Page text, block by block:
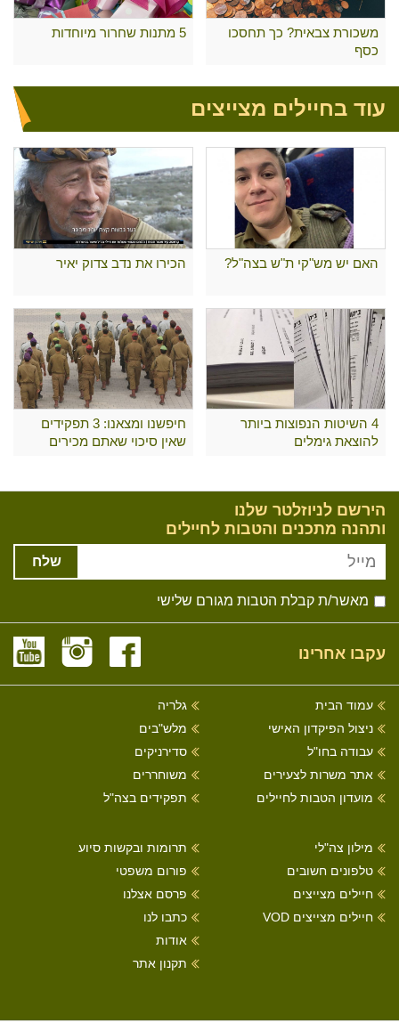
משכורת צבאית? כך תחסכו
כסף
5 מתנות שחרור מיוחדות
עוד בחיילים מצייצים
האם יש מש"קי ת"ש בצה"ל? הכירו את נדב צדוק יאיר
4 השיטות הנפוצות ביותר
להוצאת גימלים
חיפשנו ומצאנו: 3 תפקידים
שאין סיכוי שאתם מכירים
הירשם לניוזלטר שלנו
ותהנה מתכנים והטבות לחיילים
שלח
מאשר/ת קבלת הטבות מגורם שלישי
עקבו אחרינו
עמוד הבית
ניצול הפיקדון האישי
עבודה בחו"ל
אתר משרות לצעירים
מועדון הטבות לחיילים
גלריה
מלש"בים
סדירניקים
משוחררים
תפקידים בצה"ל
מילון צה"לי
טלפונים חשובים
חיילים מצייצים
חיילים מצייצים VOD
תרומות ובקשות סיוע
פורום משפטי
פרסם אצלנו
כתבו לנו
אודות
תקנון אתר